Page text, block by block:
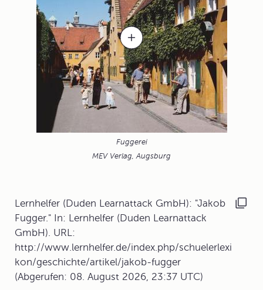
Fuggerei
MEV Verlag, Augsburg
Lernhelfer (Duden Learnattack GmbH): "Jakob
Fugger." In: Lernhelfer (Duden Learnattack
GmbH). URL:
http://www.lernhelfer.de/index.php/schuelerlexi
kon/geschichte/artikel/jakob-fugger
(Abgerufen: 08. August 2026, 23:37 UTC)